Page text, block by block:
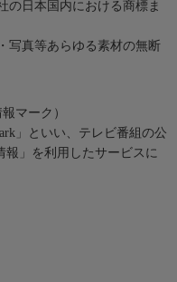
の日本国内における商標ま
写真等あらゆる素材の無断
マーク）
」といい、テレビ番組の公
報」を利用したサービスに